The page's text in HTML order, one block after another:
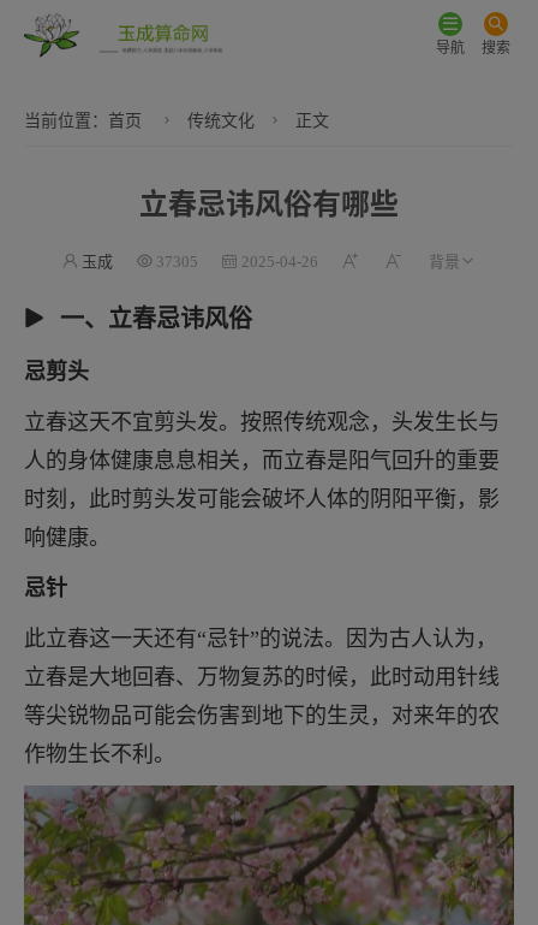
导航 搜索
当前位置： 首页 传统文化 正文
立春忌讳风俗有哪些
玉成 37305 2025-04-26
一、立春忌讳风俗
忌剪头
立春这天不宜剪头发。按照传统观念，头发生长与
人的身体健康息息相关，而立春是阳气回升的重要
时刻，此时剪头发可能会破坏人体的阴阳平衡，影
响健康。
忌针
此立春这一天还有“忌针”的说法。因为古人认为，
立春是大地回春、万物复苏的时候，此时动用针线
等尖锐物品可能会伤害到地下的生灵，对来年的农
作物生长不利。